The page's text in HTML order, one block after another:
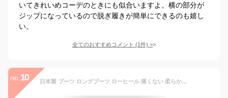
いてきれいめコーデのときにも似合いますよ。横の部分が
ジップになっているので脱ぎ履きが簡単にできるのも嬉し
い。
全てのおすすめコメント (1件) >
no. 10 日本製 ブーツ ロングブーツ ローヒール 痛くない 柔らかい ぺたんこ レディース 歩きやすい 走れる 履きやすい 幅広 黒 楽 暖かい 裏起毛 美脚 シンプル 疲れない シューファンタジー 靴 送料無料 ◇ ラウンドトゥ ストレッチ ロングブーツ